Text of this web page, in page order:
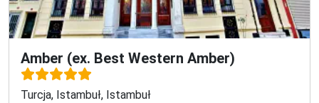
Amber (ex. Best Western Amber)
Turcja, Istambuł, Istambuł